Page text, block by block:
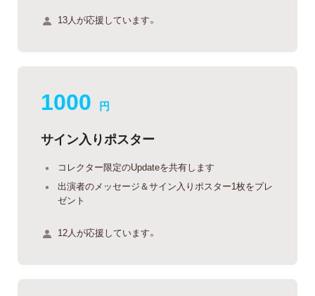
13人が応援しています。
1000 円
サイン入りポスター
コレクター限定のUpdateを共有します
出演者のメッセージ＆サイン入りポスター1枚をプレ
ゼント
12人が応援しています。